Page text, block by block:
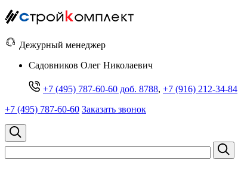
Дежурный менеджер
Cадовников Олег Николаевич
+7 (495) 787-60-60 доб. 8788, +7 (916) 212-34-84
+7 (495) 787-60-60 Заказать звонок